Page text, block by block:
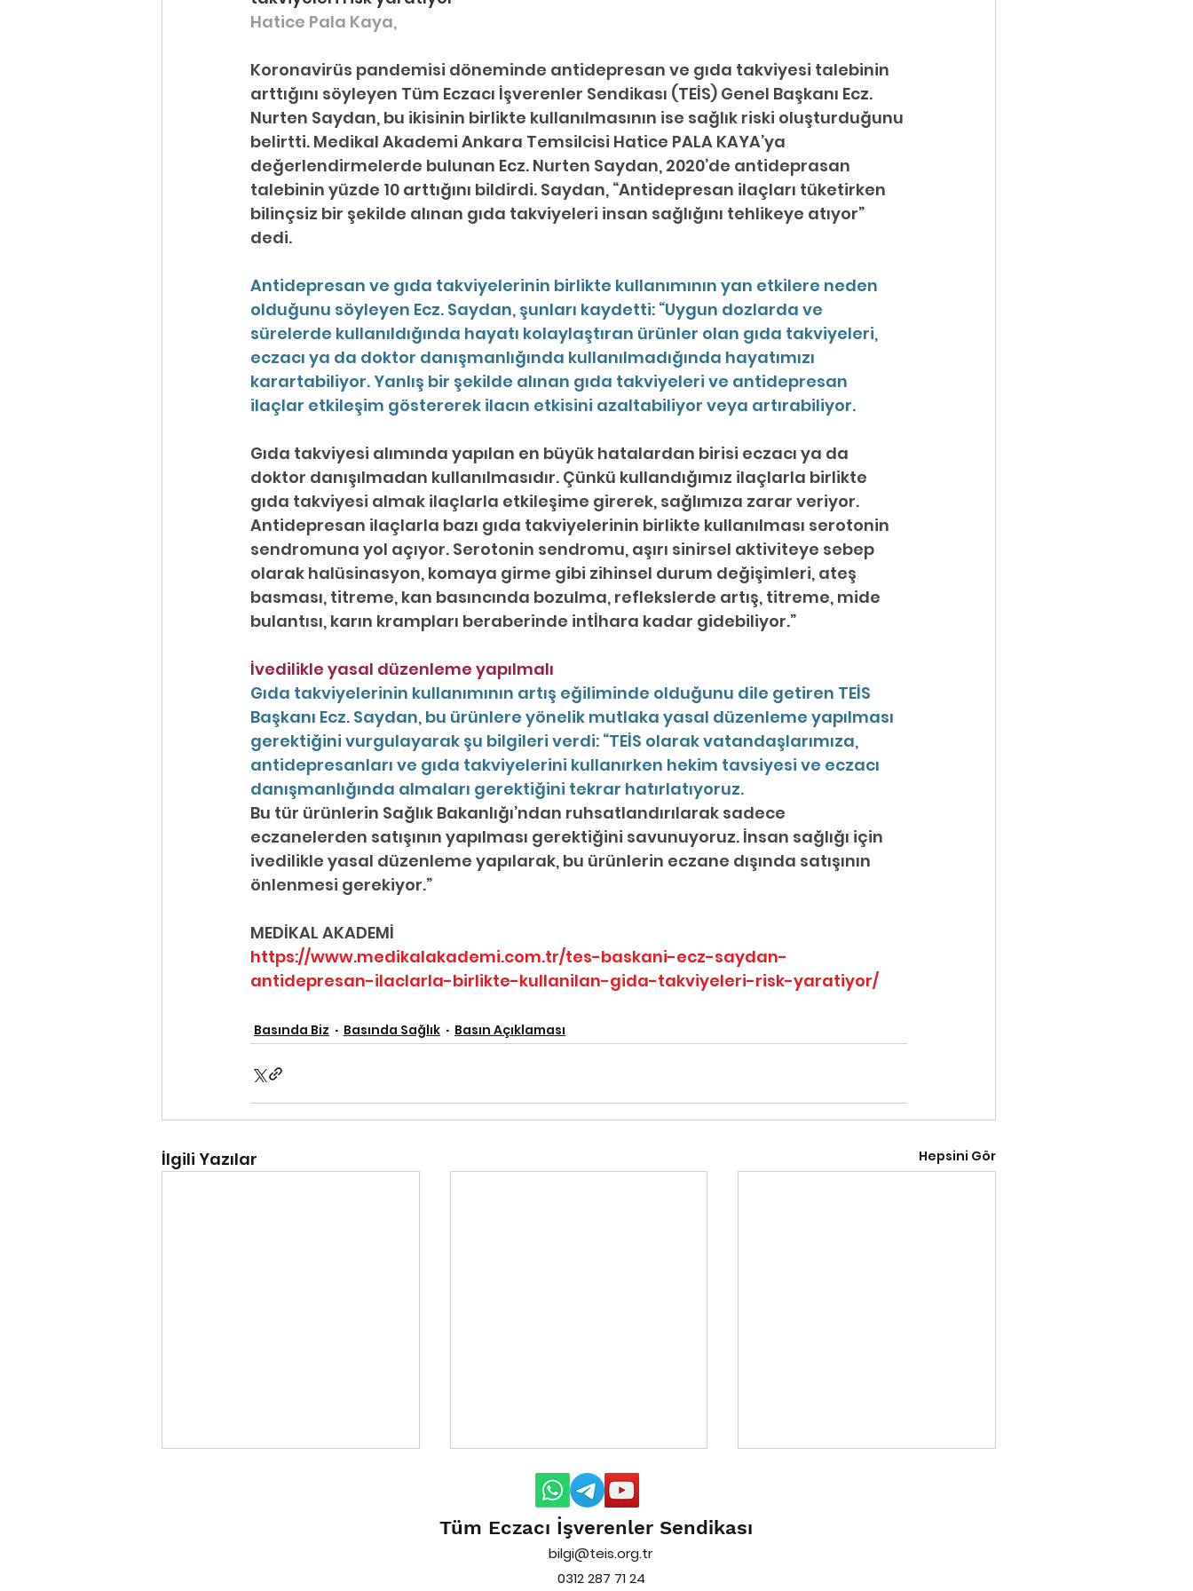
Hatice Pala Kaya,
Koronavirüs pandemisi döneminde antidepresan ve gıda takviyesi talebinin
arttığını söyleyen Tüm Eczacı İşverenler Sendikası (TEİS) Genel Başkanı Ecz.
Nurten Saydan, bu ikisinin birlikte kullanılmasının ise sağlık riski oluşturduğunu
belirtti. Medikal Akademi Ankara Temsilcisi Hatice PALA KAYA’ya
değerlendirmelerde bulunan Ecz. Nurten Saydan, 2020’de antideprasan
talebinin yüzde 10 arttığını bildirdi. Saydan, “Antidepresan ilaçları tüketirken
bilinçsiz bir şekilde alınan gıda takviyeleri insan sağlığını tehlikeye atıyor”
dedi.
Antidepresan ve gıda takviyelerinin birlikte kullanımının yan etkilere neden
olduğunu söyleyen Ecz. Saydan, şunları kaydetti: “Uygun dozlarda ve
sürelerde kullanıldığında hayatı kolaylaştıran ürünler olan gıda takviyeleri,
eczacı ya da doktor danışmanlığında kullanılmadığında hayatımızı
karartabiliyor. Yanlış bir şekilde alınan gıda takviyeleri ve antidepresan
ilaçlar etkileşim göstererek ilacın etkisini azaltabiliyor veya artırabiliyor.
Gıda takviyesi alımında yapılan en büyük hatalardan birisi eczacı ya da
doktor danışılmadan kullanılmasıdır. Çünkü kullandığımız ilaçlarla birlikte
gıda takviyesi almak ilaçlarla etkileşime girerek, sağlımıza zarar veriyor.
Antidepresan ilaçlarla bazı gıda takviyelerinin birlikte kullanılması serotonin
sendromuna yol açıyor. Serotonin sendromu, aşırı sinirsel aktiviteye sebep
olarak halüsinasyon, komaya girme gibi zihinsel durum değişimleri, ateş
basması, titreme, kan basıncında bozulma, reflekslerde artış, titreme, mide
bulantısı, karın krampları beraberinde intİhara kadar gidebiliyor.”
İvedilikle yasal düzenleme yapılmalı
Gıda takviyelerinin kullanımının artış eğiliminde olduğunu dile getiren TEİS
Başkanı Ecz. Saydan, bu ürünlere yönelik mutlaka yasal düzenleme yapılması
gerektiğini vurgulayarak şu bilgileri verdi: “TEİS olarak vatandaşlarımıza,
antidepresanları ve gıda takviyelerini kullanırken hekim tavsiyesi ve eczacı
danışmanlığında almaları gerektiğini tekrar hatırlatıyoruz.
Bu tür ürünlerin Sağlık Bakanlığı’ndan ruhsatlandırılarak sadece
eczanelerden satışının yapılması gerektiğini savunuyoruz. İnsan sağlığı için
ivedilikle yasal düzenleme yapılarak, bu ürünlerin eczane dışında satışının
önlenmesi gerekiyor.”
MEDİKAL AKADEMİ
https://www.medikalakademi.com.tr/tes-baskani-ecz-saydan-
antidepresan-ilaclarla-birlikte-kullanilan-gida-takviyeleri-risk-yaratiyor/
Basında Biz Basında Sağlık Basın Açıklaması
İlgili Yazılar Hepsini Gör
Tüm Eczacı İşverenler Sendikası
bilgi@teis.org.tr
0312 287 71 24